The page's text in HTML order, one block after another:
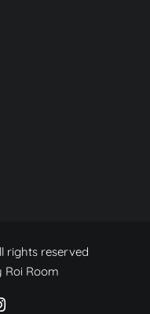
rights reserved
Roi Room